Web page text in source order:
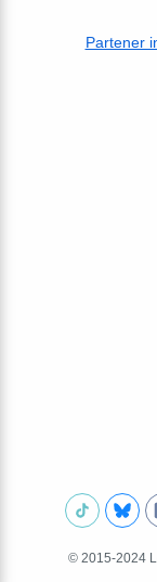
Partener
© 2015-2024